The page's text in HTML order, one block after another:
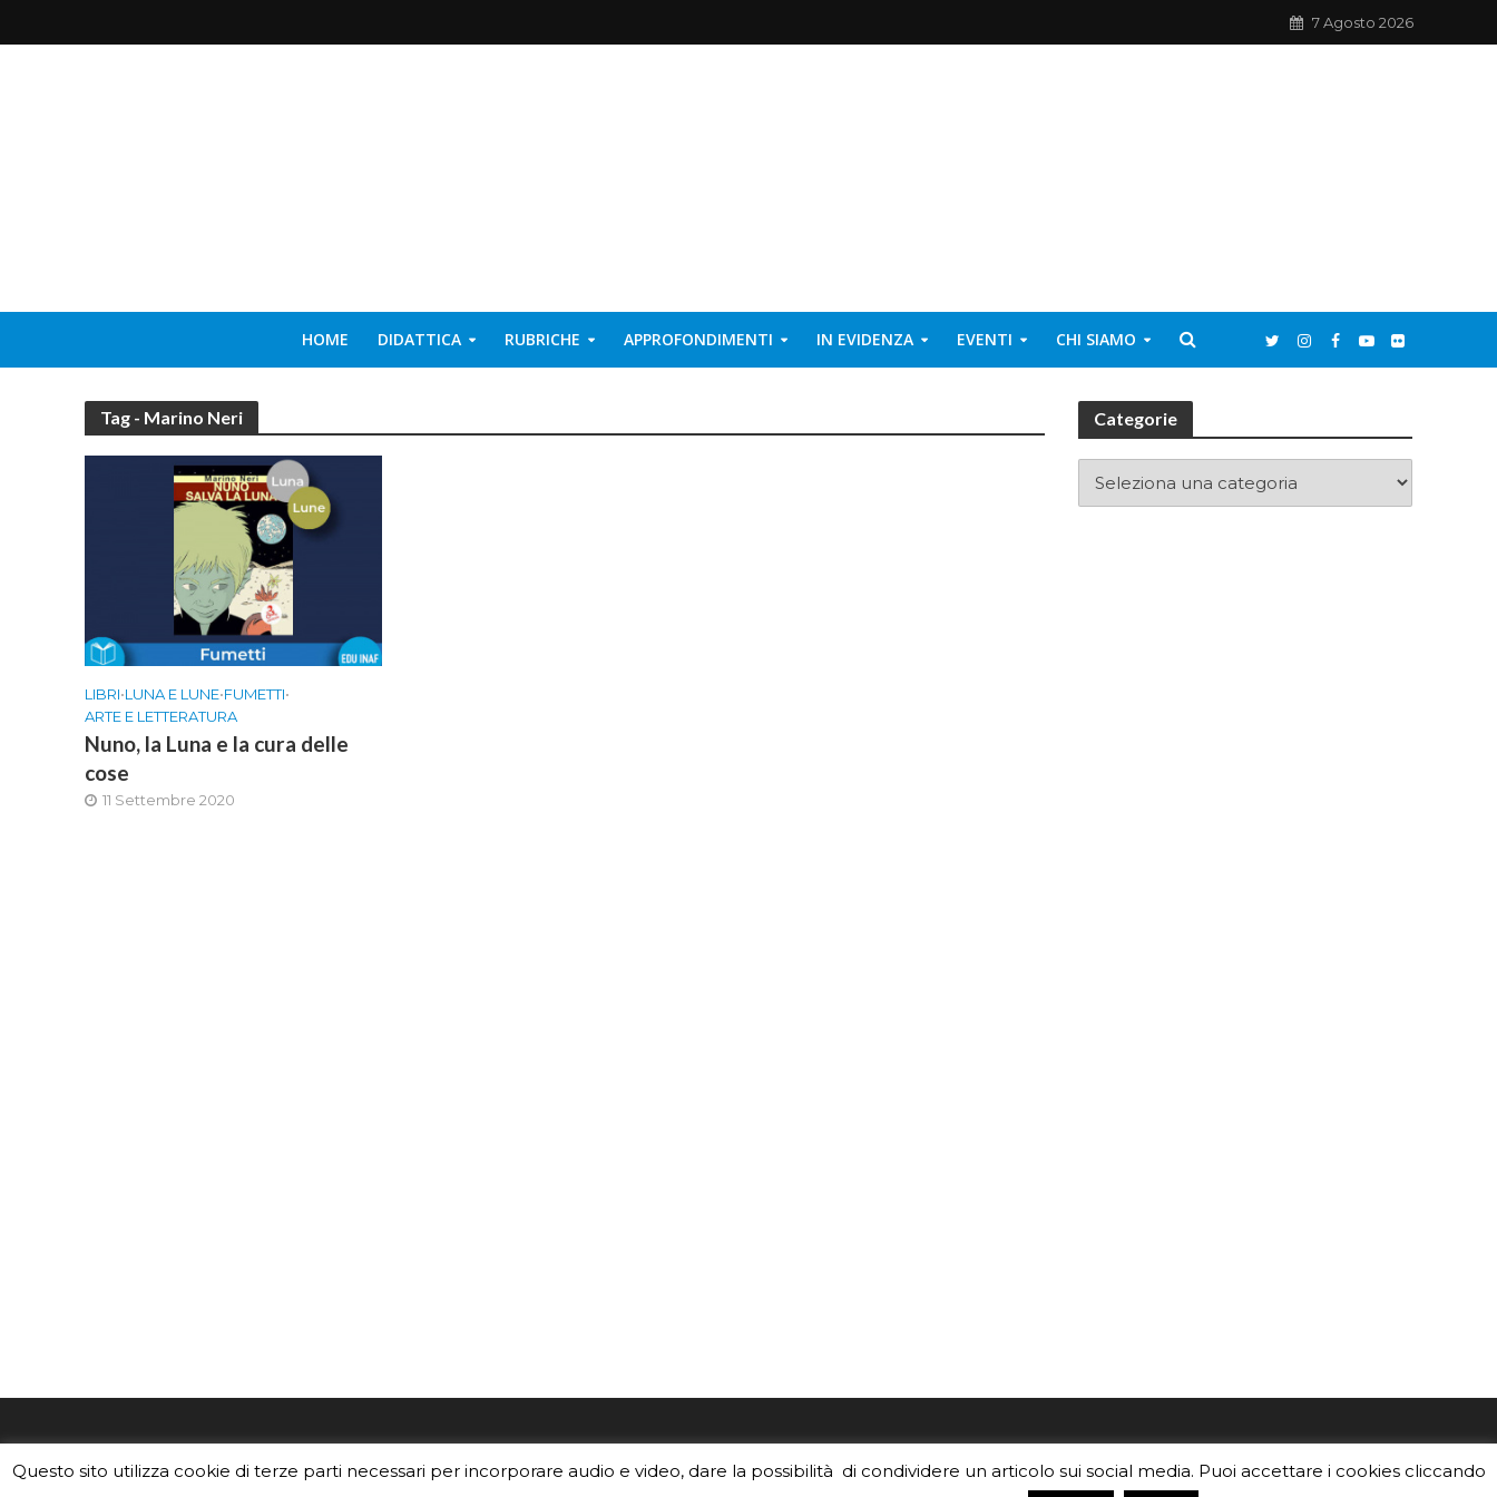
7 Agosto 2026
HOME DIDATTICA RUBRICHE APPROFONDIMENTI IN EVIDENZA EVENTI CHI SIAMO
Tag - Marino Neri
LIBRI•LUNA E LUNE•FUMETTI•
ARTE E LETTERATURA
Nuno, la Luna e la cura delle
cose
11 Settembre 2020
Categorie
divulgazione dell'INAF,Istituto
Leggi i Crediti.
risponde, per inviarci le tue foto o i
brochureda distribuire nella tua
Questo sito utilizza cookie di terze parti necessari per incorporare audio e video, dare la possibilità di condividere un articolo sui social media. Puoi accettare i cookies cliccando